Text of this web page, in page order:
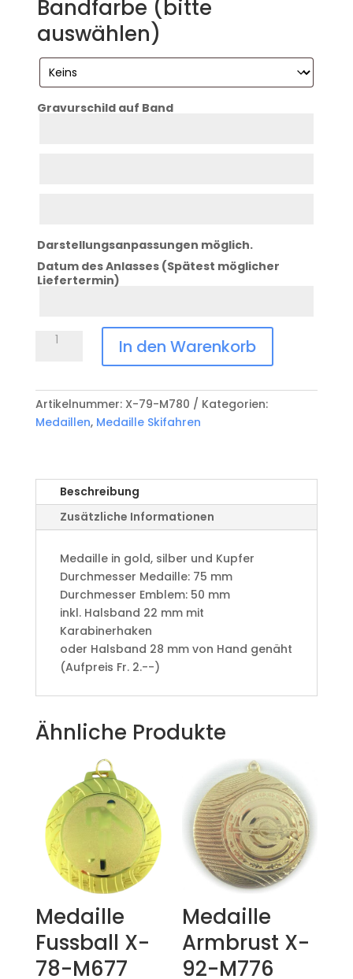
Bandfarbe (bitte
auswählen)
Gravurschild auf Band
Darstellungsanpassungen möglich.
Datum des Anlasses (Spätest möglicher
Liefertermin)
Medaille
79-
M780
Menge
In den Warenkorb
Artikelnummer: X-79-M780
Kategorien:
Medaillen, Medaille Skifahren
Beschreibung
Zusätzliche Informationen
Medaille in gold, silber und Kupfer
​Durchmesser Medaille: 75 mm
Durchmesser Emblem: 50 mm
​inkl. Halsband 22 mm mit
Karabinerhaken
oder Halsband 28 mm von Hand genäht
(Aufpreis Fr. 2.--)
Ähnliche Produkte
Medaille
Fussball X-
78-M677
Medaille
Armbrust X-
92-M776